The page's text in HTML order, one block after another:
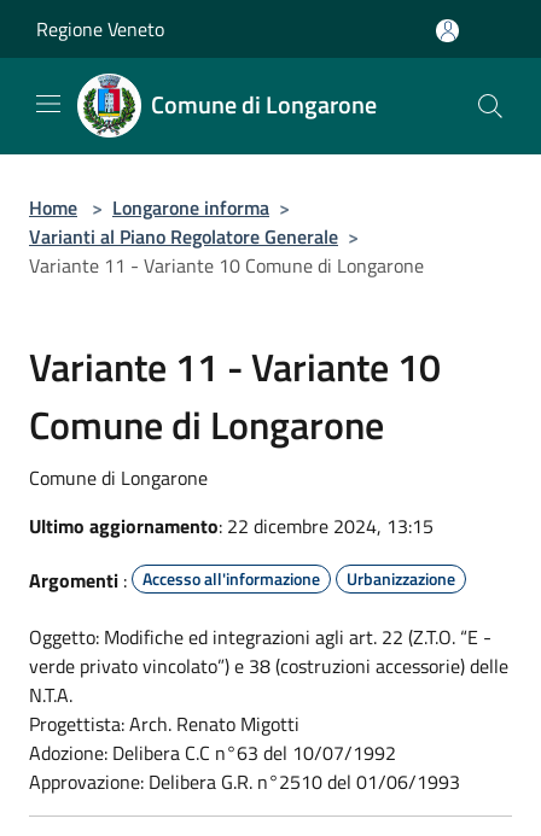
Regione Veneto
Comune di Longarone
Home > Longarone informa >
Varianti al Piano Regolatore Generale >
Variante 11 - Variante 10 Comune di Longarone
Variante 11 - Variante 10
Comune di Longarone
Comune di Longarone
Ultimo aggiornamento: 22 dicembre 2024, 13:15
Argomenti : Accesso all'informazione Urbanizzazione
Oggetto: Modifiche ed integrazioni agli art. 22 (Z.T.O. “E -
verde privato vincolato”) e 38 (costruzioni accessorie) delle
N.T.A.
Progettista: Arch. Renato Migotti
Adozione: Delibera C.C n°63 del 10/07/1992
Approvazione: Delibera G.R. n°2510 del 01/06/1993